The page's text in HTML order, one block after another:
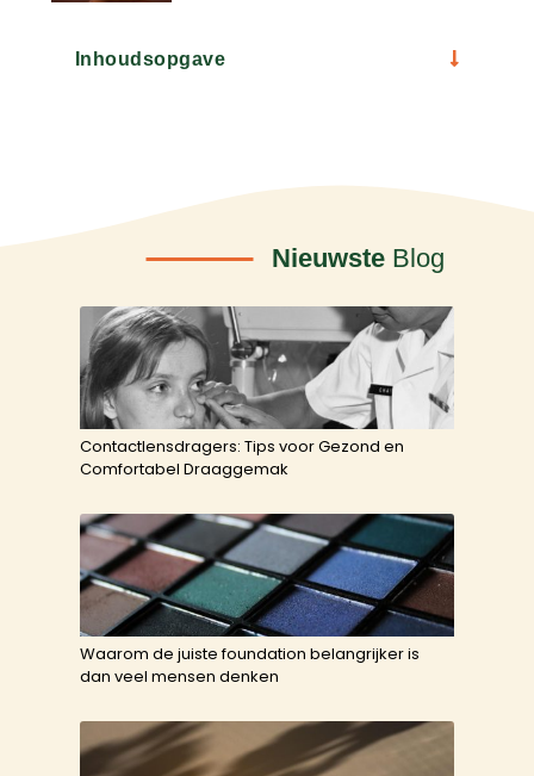
Inhoudsopgave
NieuwsteBlog
Contactlensdragers: Tips voor Gezond en
Comfortabel Draaggemak
Waarom de juiste foundation belangrijker is
dan veel mensen denken